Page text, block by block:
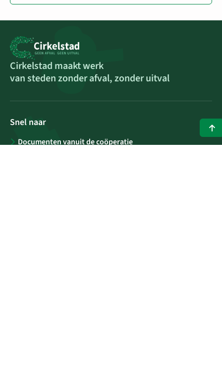
Cirkelstad maakt werk
van steden zonder afval, zonder uitval
Snel naar
Documenten vanuit de coöperatie